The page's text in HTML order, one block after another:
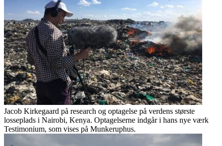
Jacob Kirkegaard på research og optagelse på verdens største
losseplads i Nairobi, Kenya. Optagelserne indgår i hans nye værk
Testimonium, som vises på Munkeruphus.